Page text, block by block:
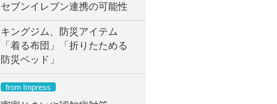
セブンイレブン連携の可能性
キングジム、防災アイテム
「着る布団」「折りたためる
防災ベッド」
from Impress